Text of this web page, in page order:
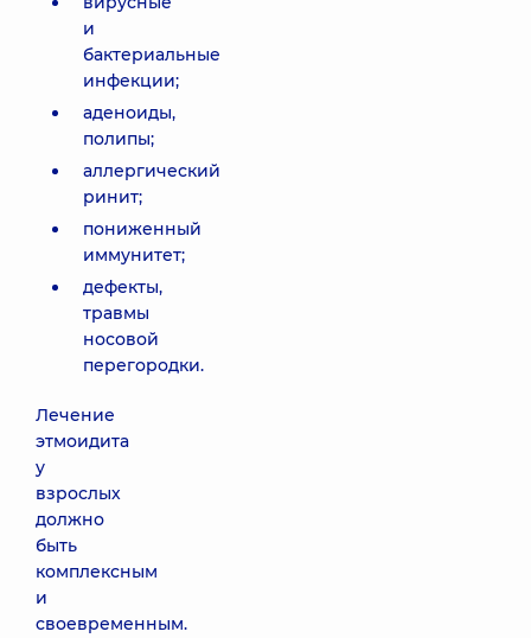
и
бактериальные
инфекции;
аденоиды,
полипы;
аллергический
ринит;
пониженный
иммунитет;
дефекты,
травмы
носовой
перегородки.
Лечение
этмоидита
у
взрослых
должно
быть
комплексным
и
своевременным.